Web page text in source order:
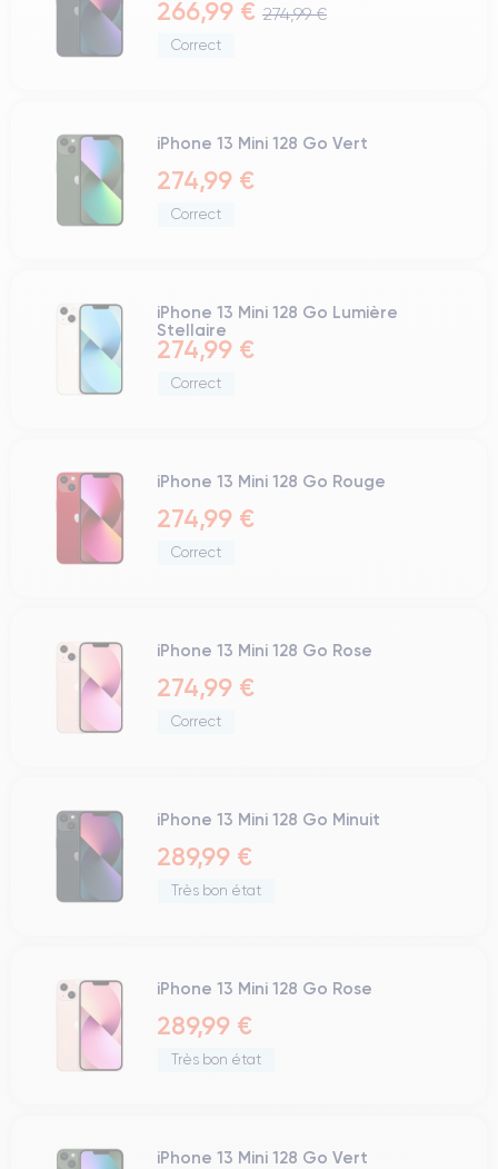
266,99 € 274,99 €
Correct
iPhone 13 Mini 128 Go Vert
274,99 €
Correct
iPhone 13 Mini 128 Go Lumière
Stellaire
274,99 €
Correct
iPhone 13 Mini 128 Go Rouge
274,99 €
Correct
iPhone 13 Mini 128 Go Rose
274,99 €
Correct
iPhone 13 Mini 128 Go Minuit
289,99 €
Très bon état
iPhone 13 Mini 128 Go Rose
289,99 €
Très bon état
iPhone 13 Mini 128 Go Vert